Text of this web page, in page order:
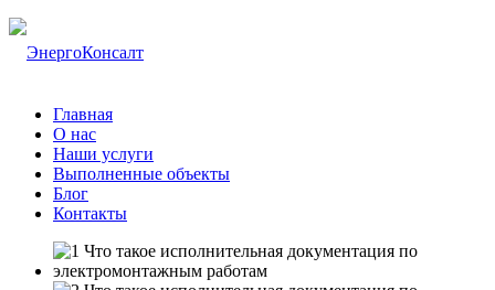
Главная
О нас
Наши услуги
Выполненные объекты
Блог
Контакты